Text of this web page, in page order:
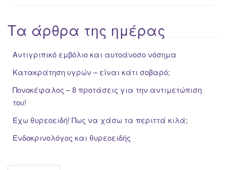
Τα άρθρα της ημέρας
Αντιγριπικό εμβόλιο και αυτοάνοσο νόσημα
Κατακράτηση υγρών – είναι κάτι σοβαρό;
Πονοκέφαλος – 8 προτάσεις για την αντιμετώπιση
του!
Έχω θυρεοειδή! Πως να χάσω τα περιττά κιλά;
Ενδοκρινολόγος και θυρεοειδής